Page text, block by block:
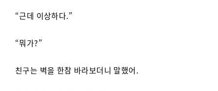
“근데 이상하다.”
“뭐가?”
친구는 벽을 한참 바라보더니 말했어.